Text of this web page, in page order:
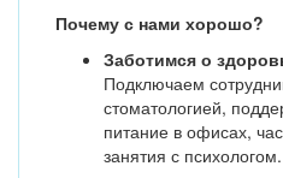
Почему с нами хорошо?
Заботимся о
Подключаем
стоматологией,
питание в офисах,
занятия с психологом.